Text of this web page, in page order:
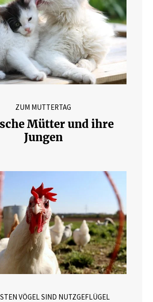
ZUM MUTTERTAG
Mütter und ihre
Jungen
VÖGEL SIND NUTZGEFLÜGEL